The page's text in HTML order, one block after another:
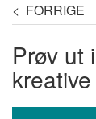
< FORRIGE
Prøv ut